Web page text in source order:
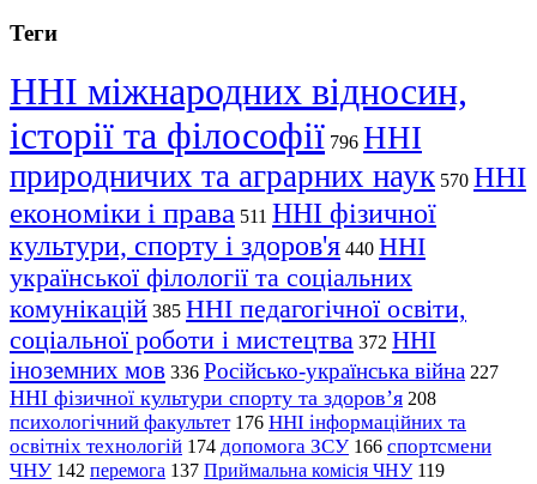
Теги
ННІ міжнародних відносин,
історії та філософії 796 ННІ
природничих та аграрних наук 570 ННІ
економіки і права 511 ННІ фізичної
культури, спорту і здоров'я 440 ННІ
української філології та соціальних
комунікацій 385 ННІ педагогічної освіти,
соціальної роботи і мистецтва 372 ННІ
іноземних мов 336 Російсько-українська війна 227
ННІ фізичної культури спорту та здоров’я 208
психологічний факультет 176 ННІ інформаційних та
освітніх технологій 174 допомога ЗСУ 166 спортсмени
ЧНУ 142 перемога 137 Приймальна комісія ЧНУ 119